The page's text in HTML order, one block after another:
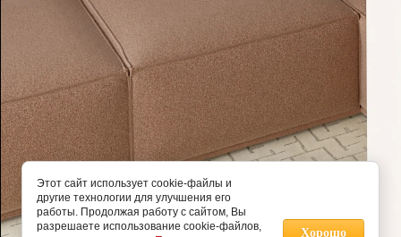
Этот сайт использует cookie-файлы и
другие технологии для улучшения его
работы. Продолжая работу с сайтом, Вы
разрешаете использование cookie-файлов,
Хорошо